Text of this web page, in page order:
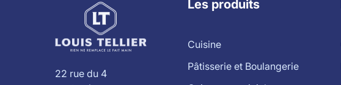
22 rue du 4
Les produits
Cuisine
Pâtisserie et Boulangerie